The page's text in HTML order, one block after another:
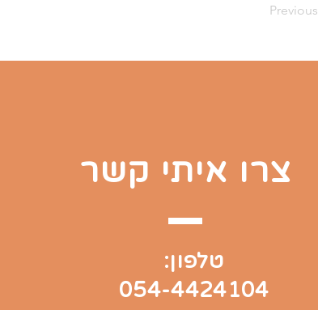
Previous
צרו איתי קשר
טלפון:
054-4424104